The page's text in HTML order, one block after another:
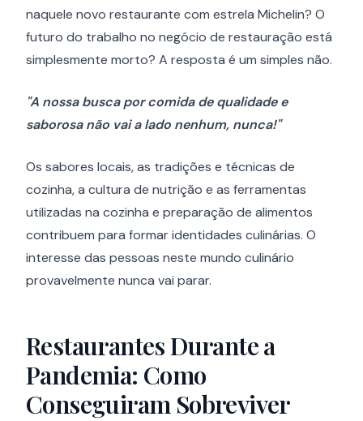
naquele novo restaurante com estrela Michelin? O
futuro do trabalho no negócio de restauração está
simplesmente morto? A resposta é um simples não.
"A nossa busca por comida de qualidade e
saborosa não vai a lado nenhum, nunca!"
Os sabores locais, as tradições e técnicas de
cozinha, a cultura de nutrição e as ferramentas
utilizadas na cozinha e preparação de alimentos
contribuem para formar identidades culinárias. O
interesse das pessoas neste mundo culinário
provavelmente nunca vai parar.
Restaurantes Durante a
Pandemia: Como
Conseguiram Sobreviver